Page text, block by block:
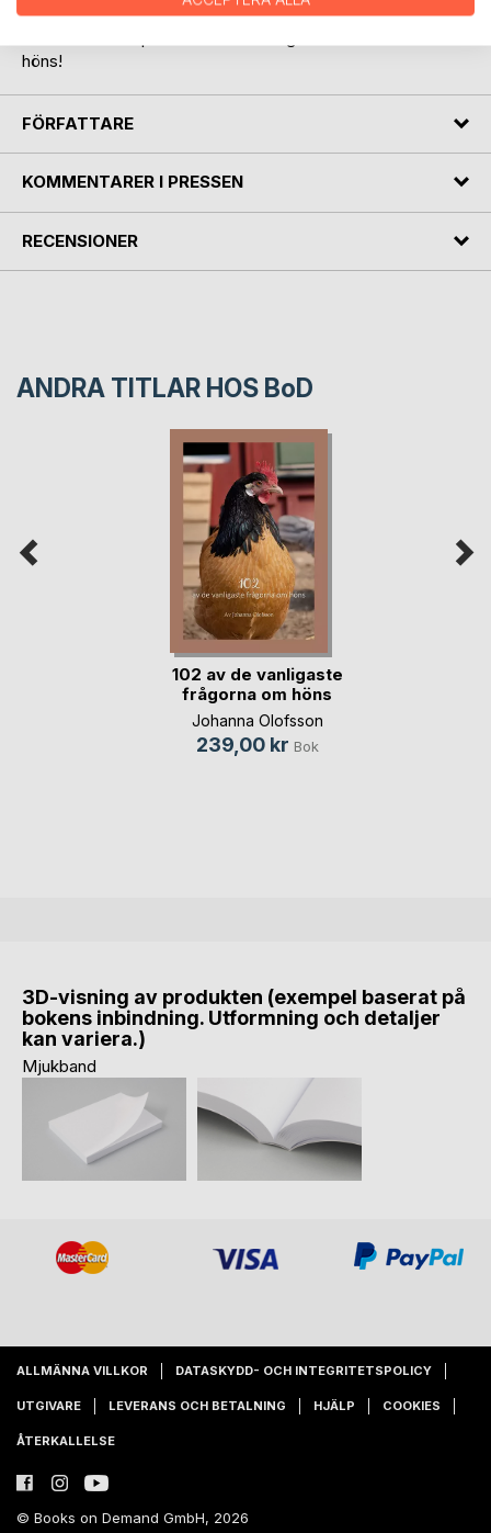
hönsens värld sedan tidigare, så finns det mycket nyttigt,
höns!
FÖRFATTARE
KOMMENTARER I PRESSEN
RECENSIONER
ANDRA TITLAR HOS BoD
102 av de vanligaste
frågorna om höns
Johanna Olofsson
239,00 kr Bok
3D-visning av produkten (exempel baserat på
bokens inbindning. Utformning och detaljer
kan variera.)
Mjukband
ALLMÄNNA VILLKOR DATASKYDD- OCH INTEGRITETSPOLICY
UTGIVARE LEVERANS OCH BETALNING HJÄLP COOKIES
ÅTERKALLELSE
© Books on Demand GmbH, 2026